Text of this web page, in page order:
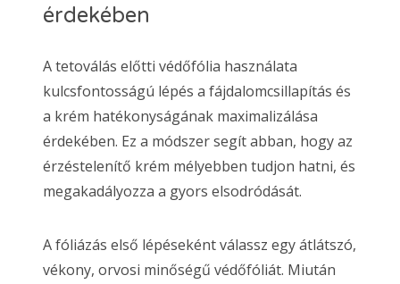
érdekében
A tetoválás előtti védőfólia használata
kulcsfontosságú lépés a fájdalomcsillapítás és
a krém hatékonyságának maximalizálása
érdekében. Ez a módszer segít abban, hogy az
érzéstelenítő krém mélyebben tudjon hatni, és
megakadályozza a gyors elsodródását.
A fóliázás első lépéseként válassz egy átlátszó,
vékony, orvosi minőségű védőfóliát. Miután